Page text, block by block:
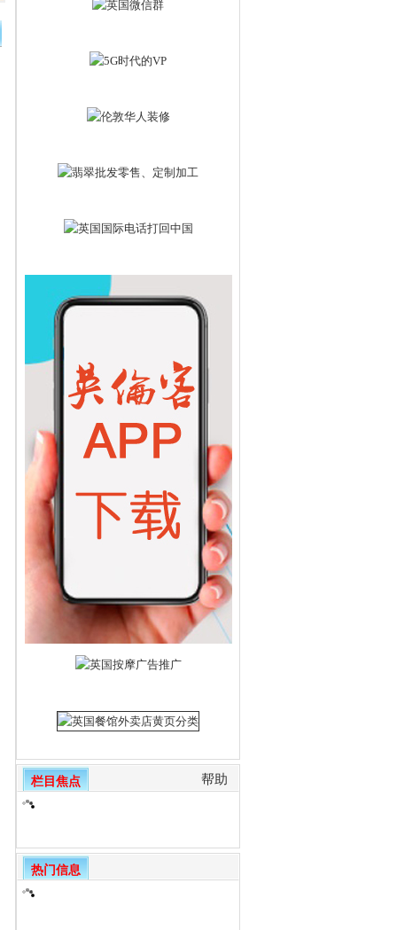
栏目焦点 帮助
热门信息